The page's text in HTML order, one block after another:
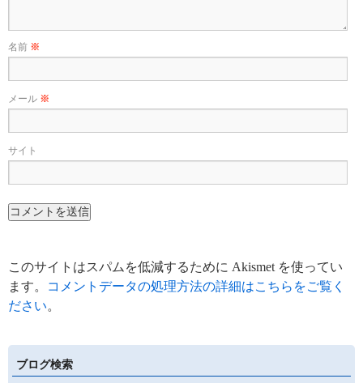
名前 ※
メール ※
サイト
このサイトはスパムを低減するために Akismet を使ってい
ます。
コメントデータの処理方法の詳細はこちらをご覧く
ださい。
ブログ検索